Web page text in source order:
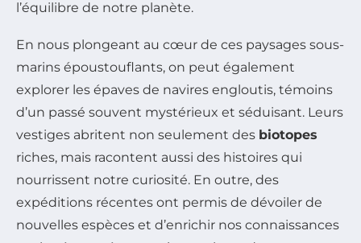
l’équilibre de notre planète.
En nous plongeant au cœur de ces paysages sous-
marins époustouflants, on peut également
explorer les épaves de navires engloutis, témoins
d’un passé souvent mystérieux et séduisant. Leurs
vestiges abritent non seulement des biotopes
riches, mais racontent aussi des histoires qui
nourrissent notre curiosité. En outre, des
expéditions récentes ont permis de dévoiler de
nouvelles espèces et d’enrichir nos connaissances